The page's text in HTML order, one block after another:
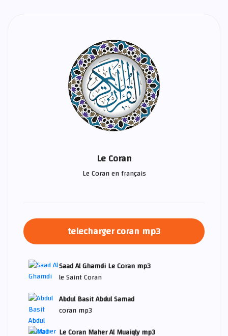
Le Coran
Le Coran en français
telecharger coran mp3
Saad Al Ghamdi Le Coran mp3
le Saint Coran
Abdul Basit Abdul Samad
coran mp3
Le Coran Maher Al Muaiqly mp3